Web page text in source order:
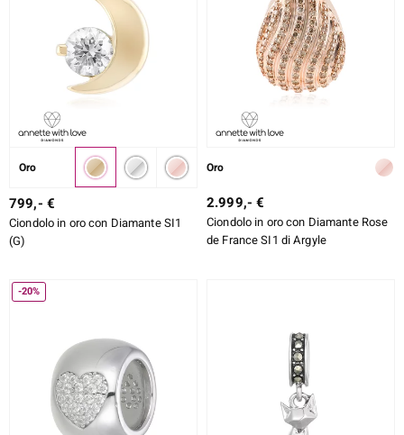
Oro
799,- €
Ciondolo in oro con Diamante SI1
(G)
Oro
2.999,- €
Ciondolo in oro con Diamante Rose
de France SI1 di Argyle
-20%